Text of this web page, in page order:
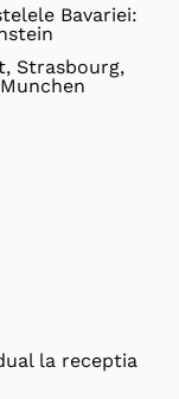
Bavariei:
Strasbourg,
la receptia